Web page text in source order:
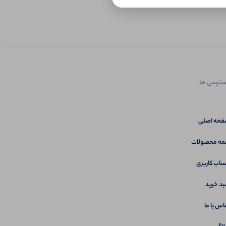
ها
اصلی
محصولات
کاربری
خرید
با ما